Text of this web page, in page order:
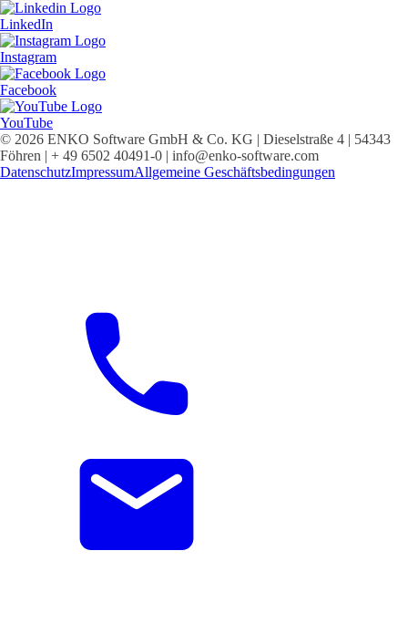
LinkedIn
Instagram
Facebook
YouTube
© 2026 ENKO Software GmbH & Co. KG | Dieselstraße 4 | 54343
Föhren | + 49 6502 40491-0 | info@enko-software.com
DatenschutzImpressumAllgemeine Geschäftsbedingungen
Kontakt mit uns auf.
+ 49 6502 40491-0
info@enko-software.com